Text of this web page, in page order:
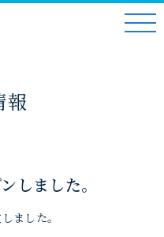
報
しました。
ました。